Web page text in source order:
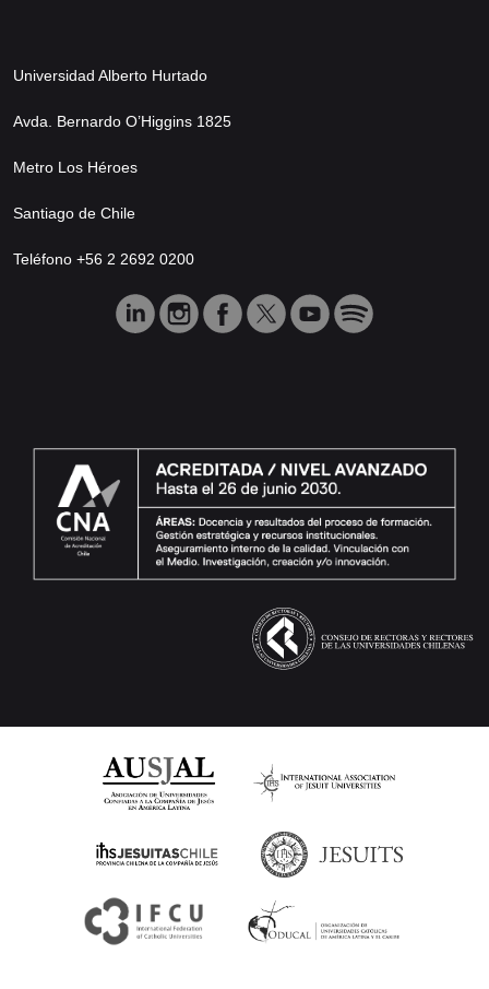
Universidad Alberto Hurtado
Avda. Bernardo O’Higgins 1825
Metro Los Héroes
Santiago de Chile
Teléfono +56 2 2692 0200